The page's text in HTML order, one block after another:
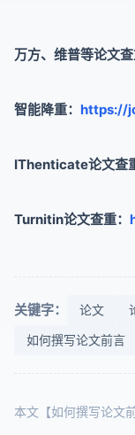
万方、维普等论文查
智能降重： https://
IThenticate论文查
Turnitin论文查重：
关键字： 论文
如何撰写论文前言
本文【如何撰写论文